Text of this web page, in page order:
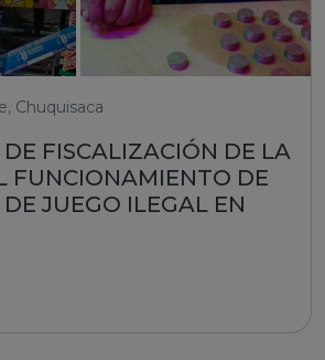
Chuquisaca
FISCALIZACIÓN DE LA
FUNCIONAMIENTO DE
JUEGO ILEGAL EN